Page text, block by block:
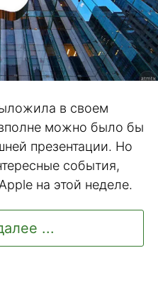
в своем
вполне можно было бы
презентации. Но
события,
на этой неделе.
...